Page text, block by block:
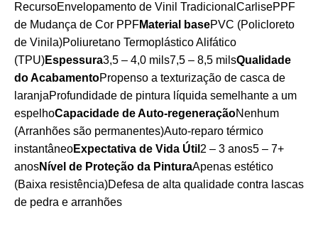
RecursoEnvelopamento de Vinil TradicionalCarlisePPF
de Mudança de Cor PPFMaterial basePVC (Policloreto
de Vinila)Poliuretano Termoplástico Alifático
(TPU)Espessura3,5 – 4,0 mils7,5 – 8,5 milsQualidade
do AcabamentoPropenso a texturização de casca de
laranjaProfundidade de pintura líquida semelhante a um
espelhoCapacidade de Auto-regeneraçãoNenhum
(Arranhões são permanentes)Auto-reparo térmico
instantâneoExpectativa de Vida Útil 2 – 3 anos5 – 7+
anosNível de Proteção da PinturaApenas estético
(Baixa resistência)Defesa de alta qualidade contra lascas
de pedra e arranhões